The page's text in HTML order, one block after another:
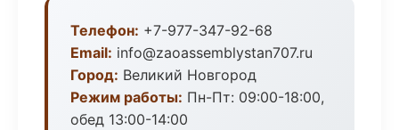
Телефон: +7-977-347-92-68
Email: info@zaoassemblystan707.ru
Город: Великий Новгород
Режим работы: Пн-Пт: 09:00-18:00,
обед 13:00-14:00